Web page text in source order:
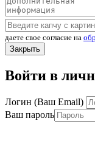
даете свое согласие на
Закрыть
Войти в
Логин (Ваш Email)
Ваш пароль